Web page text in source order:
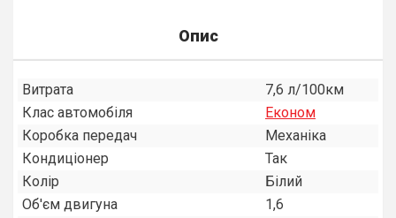
Опис
Витрата
7,6 л/100км
Клас автомобіля
Економ
Коробка передач
Механiка
Кондиціонер
Так
Колір
Білий
Об'єм двигуна
1,6